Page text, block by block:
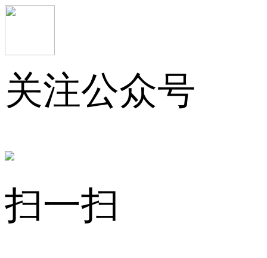
关注公众号
扫一扫